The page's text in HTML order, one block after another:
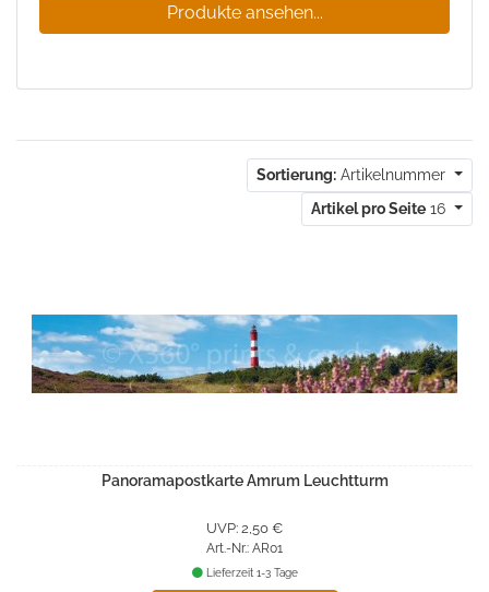
Produkte ansehen...
Sortierung: Artikelnummer
Artikel pro Seite 16
Panoramapostkarte Amrum Leuchtturm
UVP: 2,50 €
Art.-Nr.: AR01
Lieferzeit 1-3 Tage